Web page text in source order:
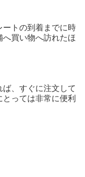
ートの到着までに時
買い物へ訪れたほ
、すぐに注文して
っては非常に便利